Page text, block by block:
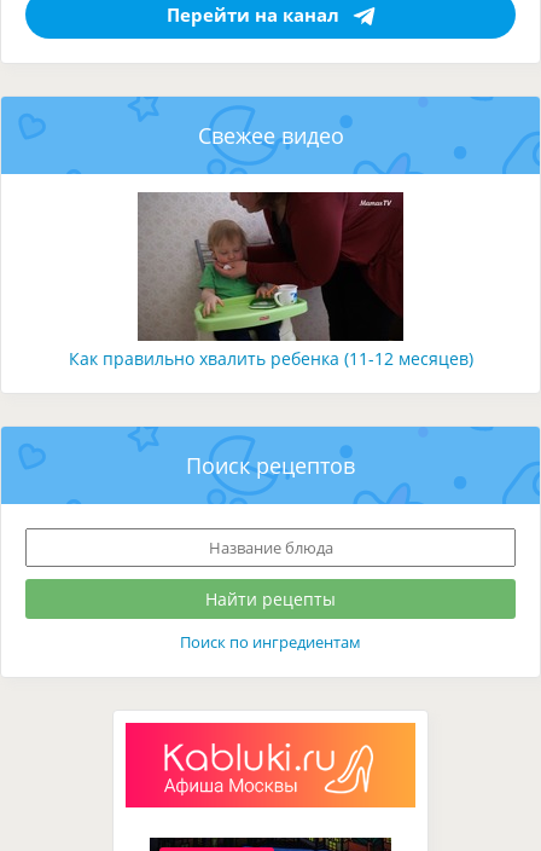
Перейти на канал
Свежее видео
Как правильно хвалить ребенка (11-12 месяцев)
Поиск рецептов
Поиск по ингредиентам